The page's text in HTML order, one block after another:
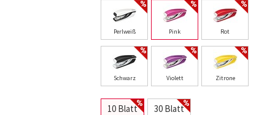
Perlweiß Pink Rot
Schwarz Violett Zitrone
10 Blatt 30 Blatt